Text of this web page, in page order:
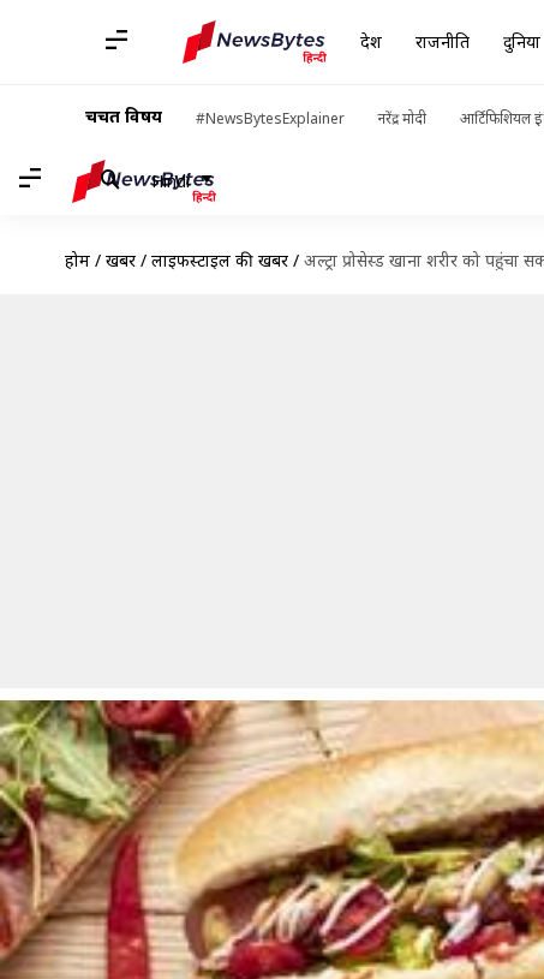
देश राजनीति दुनिया
चर्चित विषय #NewsBytesExplainer नरेंद्र मोदी आर्टिफिशियल
Hindi
होम / खबरें / लाइफस्टाइल की खबरें / अल्ट्रा प्रोसेस्ड खाना शरीर को